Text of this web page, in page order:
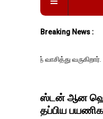
Breaking News :
வாசித்து வருகிறார். �.
ஸ்டன் ஆன
தப்பிய